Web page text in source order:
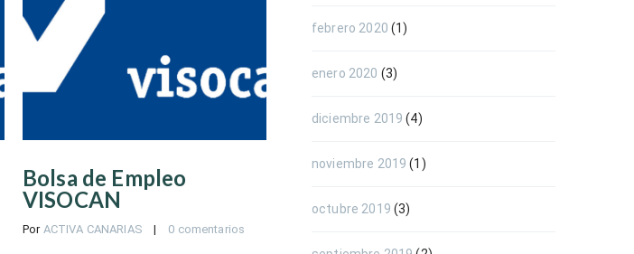
Bolsa de Empleo
VISOCAN
Por ACTIVA CANARIAS
    |
0 comentarios
Bolsa de Empleo
ASISTA: Analista
febrero 2020 (1)
enero 2020 (3)
diciembre 2019 (4)
noviembre 2019 (1)
octubre 2019 (3)